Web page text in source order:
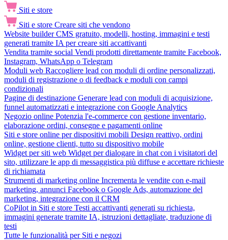
Siti e store
Siti e store Creare siti che vendono
Website builder CMS gratuito, modelli, hosting, immagini e testi
generati tramite IA per creare siti accattivanti
Vendita tramite social Vendi prodotti direttamente tramite Facebook,
Instagram, WhatsApp o Telegram
Moduli web Raccogliere lead con moduli di ordine personalizzati,
moduli di registrazione o di feedback e moduli con campi
condizionali
Pagine di destinazione Generare lead con moduli di acquisizione,
funnel automatizzati e integrazione con Google Analytics
Negozio online Potenzia l'e-commerce con gestione inventario,
elaborazione ordini, consegne e pagamenti online
Siti e store online per dispositivi mobili Design reattivo, ordini
online, gestione clienti, tutto su dispositivo mobile
Widget per siti web Widget per dialogare in chat con i visitatori del
sito, utilizzare le app di messaggistica più diffuse e accettare richieste
di richiamata
Strumenti di marketing online Incrementa le vendite con e-mail
marketing, annunci Facebook o Google Ads, automazione del
marketing, integrazione con il CRM
CoPilot in Siti e store Testi accattivanti generati su richiesta,
immagini generate tramite IA, istruzioni dettagliate, traduzione di
testi
Tutte le funzionalità per Siti e negozi